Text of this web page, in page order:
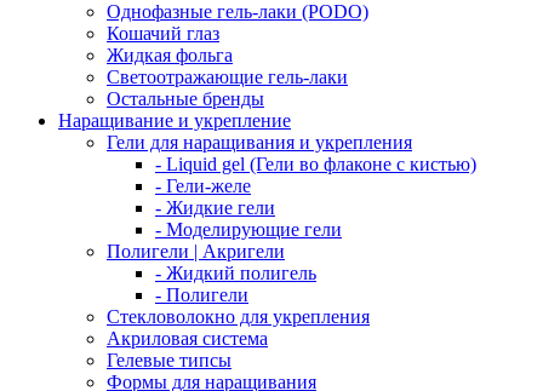
Однофазные гель-лаки (PODO)
Кошачий глаз
Жидкая фольга
Светоотражающие гель-лаки
Остальные бренды
Наращивание и укрепление
Гели для наращивания и укрепления
- Liquid gel (Гели во флаконе с кистью)
- Гели-желе
- Жидкие гели
- Моделирующие гели
Полигели | Акригели
- Жидкий полигель
- Полигели
Стекловолокно для укрепления
Акриловая система
Гелевые типсы
Формы для наращивания